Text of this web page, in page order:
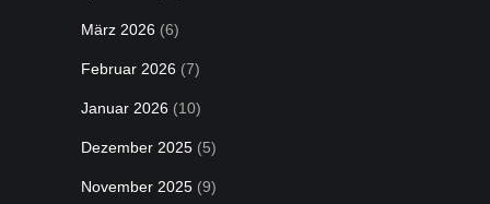
März 2026 (6)
Februar 2026 (7)
Januar 2026 (10)
Dezember 2025 (5)
November 2025 (9)